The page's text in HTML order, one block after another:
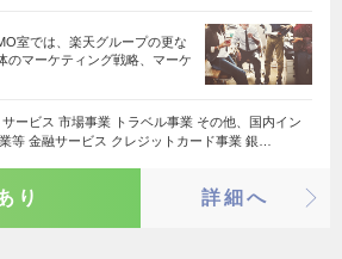
室では、楽天グループの更な
のマーケティング戦略、マーケ
ービス 市場事業 トラベル事業 その他、国内イン
等 金融サービス クレジットカード事業 銀…
り 詳細へ